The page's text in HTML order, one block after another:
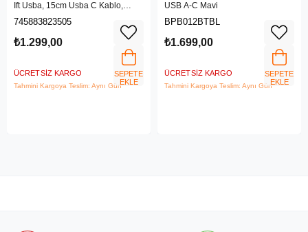
Ift Usba, 15cm Usba C Kablo,
Pembe
745883823505
₺1.299,00
ÜCRETSIZ KARGO
Tahmini Kargoya Teslim: Aynı Gün
SEPETE
EKLE
USB A-C Mavi
BPB012BTBL
₺1.699,00
ÜCRETSIZ KARGO
Tahmini Kargoya Teslim: Aynı Gün
SEPETE
EKLE